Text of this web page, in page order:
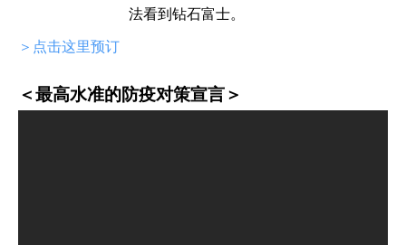
法看到钻石富士。
＞点击这里预订
＜最高水准的防疫对策宣言＞